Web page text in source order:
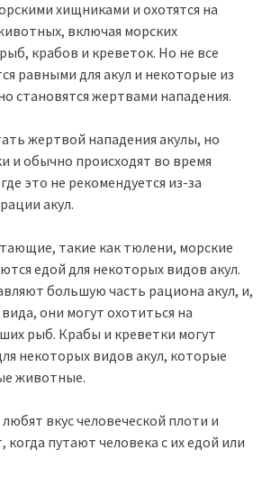
хищниками и охотятся на
включая морских
крабов и креветок. Но не все
равными для акул и некоторые из
становятся жертвами нападения.
жертвой нападения акулы, но
и обычно происходят во время
это не рекомендуется из-за
акул.
такие как тюлени, морские
едой для некоторых видов акул.
большую часть рациона акул, и,
они могут охотиться на
рыб. Крабы и креветки могут
некоторых видов акул, которые
животные.
вкус человеческой плоти и
путают человека с их едой или